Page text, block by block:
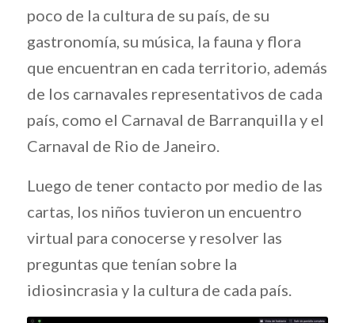
poco de la cultura de su país, de su
gastronomía, su música, la fauna y flora
que encuentran en cada territorio, además
de los carnavales representativos de cada
país, como el Carnaval de Barranquilla y el
Carnaval de Rio de Janeiro.
Luego de tener contacto por medio de las
cartas, los niños tuvieron un encuentro
virtual para conocerse y resolver las
preguntas que tenían sobre la
idiosincrasia y la cultura de cada país.